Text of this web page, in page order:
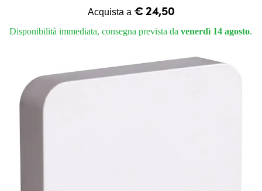
Acquista a € 24,50
Disponibilità immediata, consegna prevista da venerdì 14 agosto.